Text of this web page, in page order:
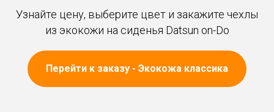
Узнайте цену, выберите цвет и закажите чехлы
из экокожи на сиденья Datsun on-Do
Перейти к заказу - Экокожа классика